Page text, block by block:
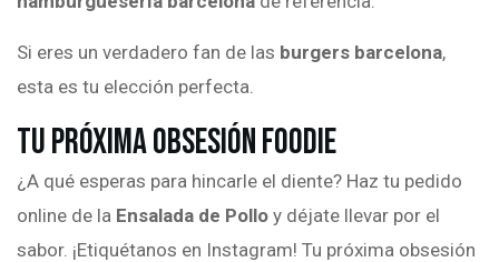
Si eres un verdadero fan de las burgers barcelona,
esta es tu elección perfecta.
Tu Próxima Obsesión Foodie
¿A qué esperas para hincarle el diente? Haz tu pedido
online de la Ensalada de Pollo y déjate llevar por el
sabor. ¡Etiquétanos en Instagram! Tu próxima obsesión